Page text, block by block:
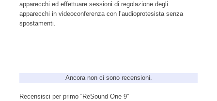
apparecchi ed effettuare sessioni di regolazione degli
apparecchi in videoconferenza con l’audioprotesista senza
spostamenti.
Ancora non ci sono recensioni.
Recensisci per primo “ReSound One 9”